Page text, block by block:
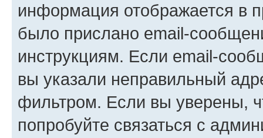
информация отображается в
было прислано email-
инструкциям. Если email-
вы указали неправильный
фильтром. Если вы уверены,
попробуйте связаться с